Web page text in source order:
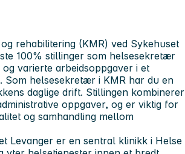
rehabilitering (KMR) ved Sykehuset
100% stillinger som helsesekretær
varierte arbeidsoppgaver i et
Som helsesekretær i KMR har du en
daglige drift. Stillingen kombinerer
oppgaver, og er viktig for
og samhandling mellom
Levanger er en sentral klinikk i Helse